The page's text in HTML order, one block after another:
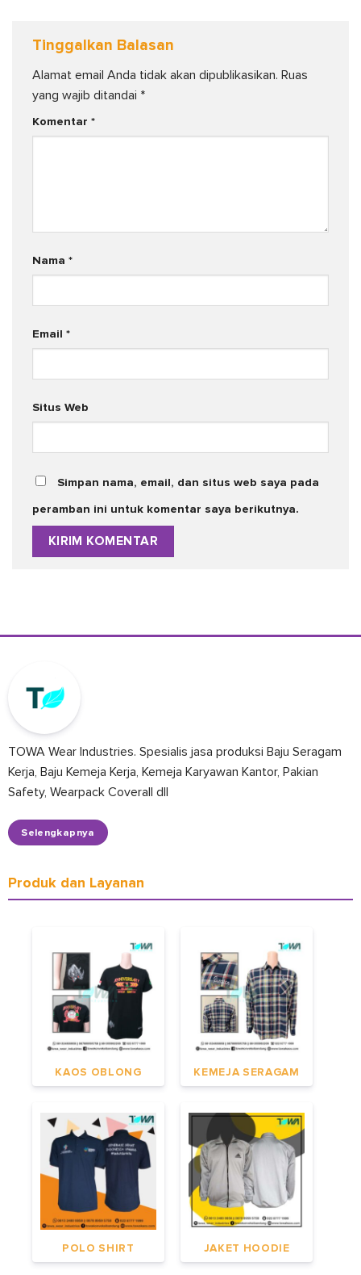
Tinggalkan Balasan
Alamat email Anda tidak akan dipublikasikan. Ruas
yang wajib ditandai *
Komentar *
Nama *
Email *
Situs Web
Simpan nama, email, dan situs web saya pada
peramban ini untuk komentar saya berikutnya.
TOWA Wear Industries. Spesialis jasa produksi Baju Seragam
Kerja, Baju Kemeja Kerja, Kemeja Karyawan Kantor, Pakian
Safety, Wearpack Coverall dll
Selengkapnya
Produk dan Layanan
KAOS OBLONG KEMEJA SERAGAM
POLO SHIRT JAKET HOODIE